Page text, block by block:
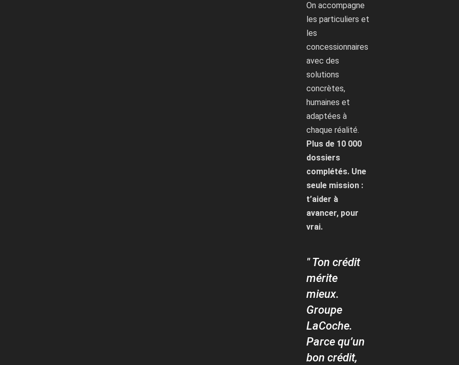
On accompagne
les particuliers et
les
concessionnaires
avec des
solutions
concrètes,
humaines et
adaptées à
chaque réalité.
Plus de 10 000
dossiers
complétés. Une
seule mission :
t’aider à
avancer, pour
vrai.
" Ton crédit
mérite
mieux.
Groupe
LaCoche.
Parce qu’un
bon crédit,